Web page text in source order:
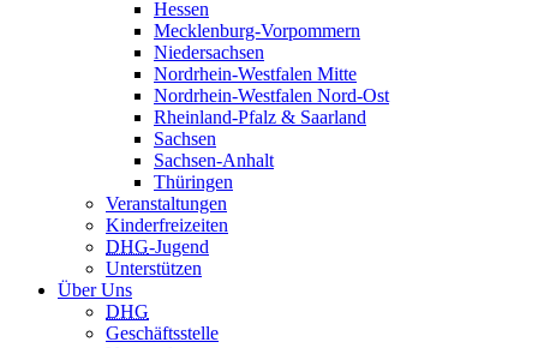
Hessen
Mecklenburg-Vorpommern
Niedersachsen
Nordrhein-Westfalen Mitte
Nordrhein-Westfalen Nord-Ost
Rheinland-Pfalz & Saarland
Sachsen
Sachsen-Anhalt
Thüringen
Veranstaltungen
Kinderfreizeiten
DHG-Jugend
Unterstützen
Über Uns
DHG
Geschäftsstelle